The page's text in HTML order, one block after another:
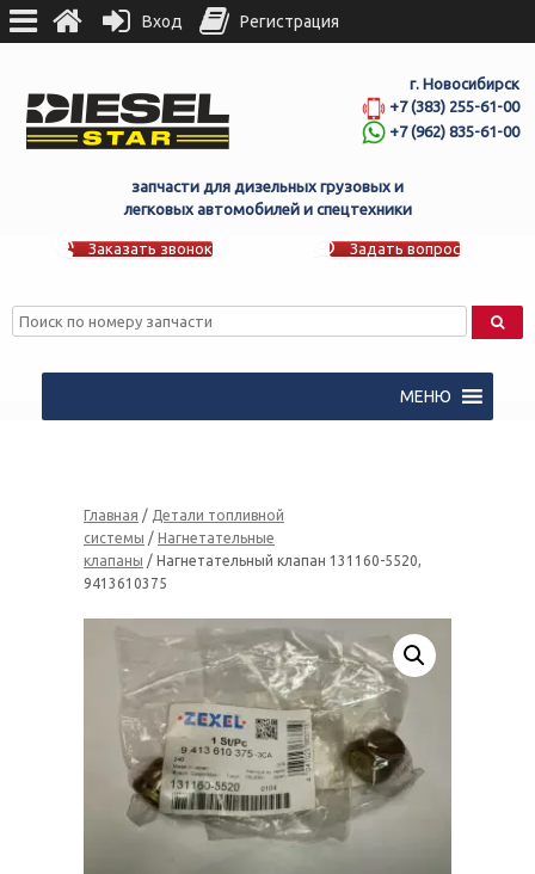
г. Новосибирск
+7 (383) 255-61-00
+7 (962) 835-61-00
запчасти для дизельных грузовых и
легковых автомобилей и спецтехники
Заказать звонок Задать вопрос
МЕНЮ
Главная / Детали топливной
системы / Нагнетательные
клапаны / Нагнетательный клапан 131160-5520,
9413610375
Вход Регистрация